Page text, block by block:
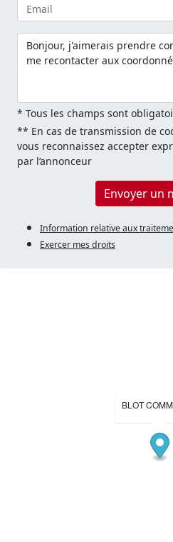
* Tous les champs sont
** En cas de transmission de
vous reconnaissez accepter
par l’annonceur
Envoyer un
Information relative aux
Exercer mes droits
BLOT